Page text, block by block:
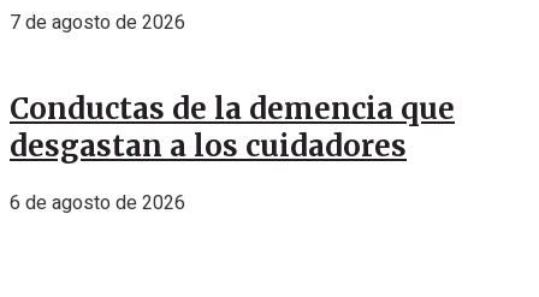
7 de agosto de 2026
Conductas de la demencia que
desgastan a los cuidadores
6 de agosto de 2026